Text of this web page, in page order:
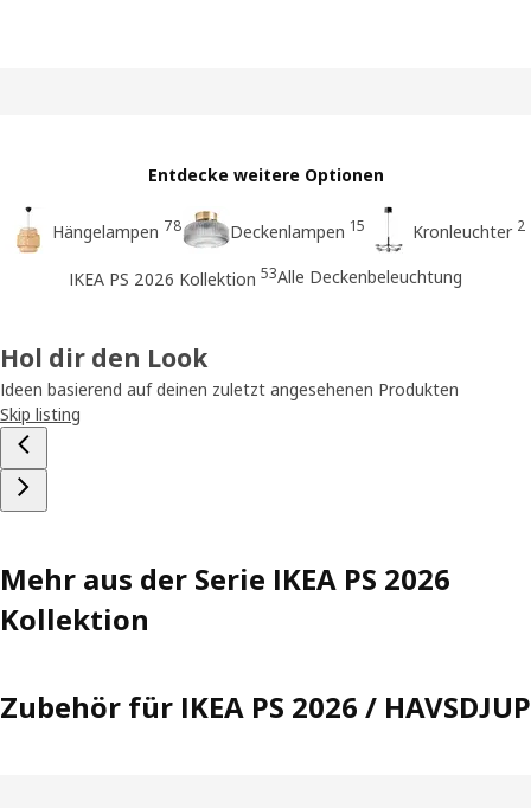
Entdecke weitere Optionen
Hängelampen 78 Deckenlampen 15 Kronleuchter 2
IKEA PS 2026 Kollektion 53Alle Deckenbeleuchtung
Hol dir den Look
Ideen basierend auf deinen zuletzt angesehenen Produkten
Skip listing
Mehr aus der Serie IKEA PS 2026
Kollektion
Zubehör für IKEA PS 2026 / HAVSDJUP